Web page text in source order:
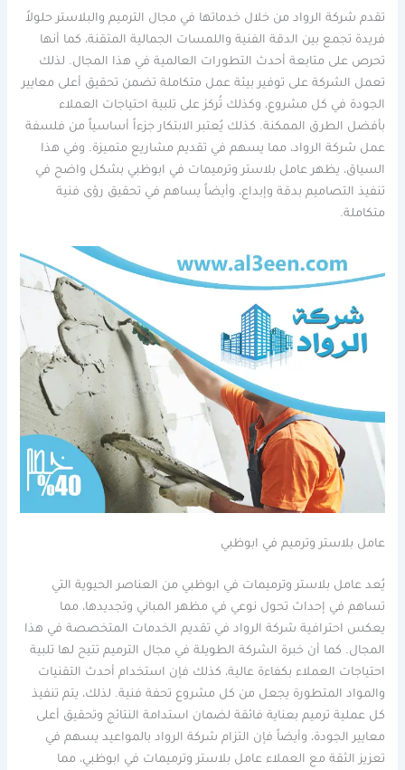
تقدم شركة الرواد من خلال خدماتها في مجال الترميم والبلاستر حلولاً
فريدة تجمع بين الدقة الفنية واللمسات الجمالية المتقنة، كما أنها
تحرص على متابعة أحدث التطورات العالمية في هذا المجال. لذلك
تعمل الشركة على توفير بيئة عمل متكاملة تضمن تحقيق أعلى معايير
الجودة في كل مشروع، وكذلك تُركز على تلبية احتياجات العملاء
بأفضل الطرق الممكنة. كذلك يُعتبر الابتكار جزءاً أساسياً من فلسفة
عمل شركة الرواد، مما يسهم في تقديم مشاريع متميزة. وفي هذا
السياق، يظهر عامل بلاستر وترميمات في ابوظبي بشكل واضح في
تنفيذ التصاميم بدقة وإبداع، وأيضاً يساهم في تحقيق رؤى فنية
متكاملة.
عامل بلاستر وترميم في ابوظبي
يُعد عامل بلاستر وترميمات في ابوظبي من العناصر الحيوية التي
تساهم في إحداث تحول نوعي في مظهر المباني وتجديدها، مما
يعكس احترافية شركة الرواد في تقديم الخدمات المتخصصة في هذا
المجال. كما أن خبرة الشركة الطويلة في مجال الترميم تتيح لها تلبية
احتياجات العملاء بكفاءة عالية، كذلك فإن استخدام أحدث التقنيات
والمواد المتطورة يجعل من كل مشروع تحفة فنية. لذلك، يتم تنفيذ
كل عملية ترميم بعناية فائقة لضمان استدامة النتائج وتحقيق أعلى
معايير الجودة، وأيضاً فإن التزام شركة الرواد بالمواعيد يسهم في
تعزيز الثقة مع العملاء عامل بلاستر وترميمات في ابوظبي، مما